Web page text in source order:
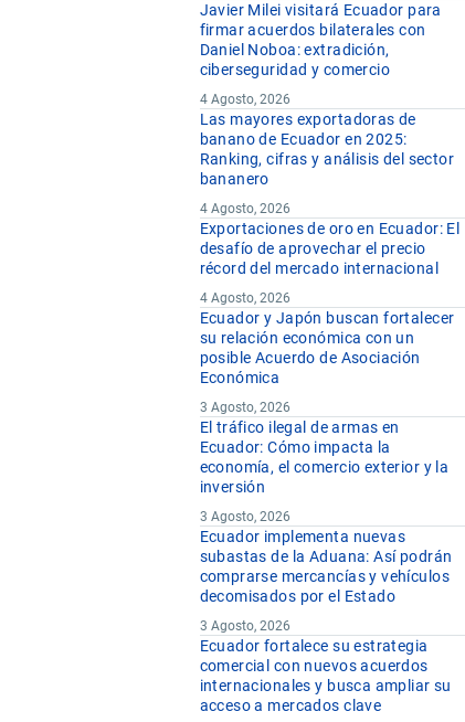
Javier Milei visitará Ecuador para
firmar acuerdos bilaterales con
Daniel Noboa: extradición,
ciberseguridad y comercio
4 Agosto, 2026
Las mayores exportadoras de
banano de Ecuador en 2025:
Ranking, cifras y análisis del sector
bananero
4 Agosto, 2026
Exportaciones de oro en Ecuador: El
desafío de aprovechar el precio
récord del mercado internacional
4 Agosto, 2026
Ecuador y Japón buscan fortalecer
su relación económica con un
posible Acuerdo de Asociación
Económica
3 Agosto, 2026
El tráfico ilegal de armas en
Ecuador: Cómo impacta la
economía, el comercio exterior y la
inversión
3 Agosto, 2026
Ecuador implementa nuevas
subastas de la Aduana: Así podrán
comprarse mercancías y vehículos
decomisados por el Estado
3 Agosto, 2026
Ecuador fortalece su estrategia
comercial con nuevos acuerdos
internacionales y busca ampliar su
acceso a mercados clave